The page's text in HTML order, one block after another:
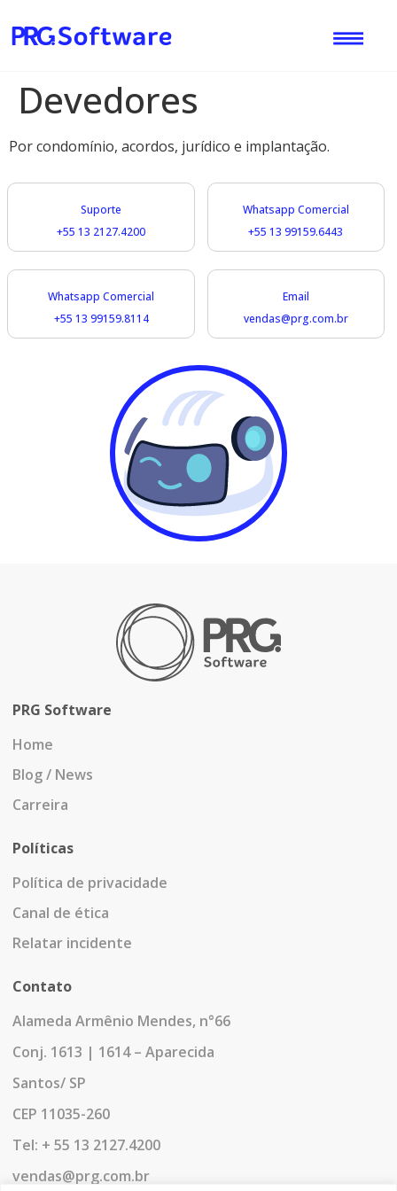
Devedores
Por condomínio, acordos, jurídico e implantação.
Suporte
+55 13 2127.4200
Whatsapp Comercial
+55 13 99159.6443​
Whatsapp Comercial
+55 13 99159.8114
Email
vendas@prg.com.br
PRG Software
Home
Blog / News
Carreira
Políticas
Política de privacidade
Canal de ética
Relatar incidente
Contato
Alameda Armênio Mendes, n°66
Conj. 1613 | 1614 – Aparecida
Santos/ SP
CEP 11035-260
Tel: + 55 13 2127.4200
vendas@prg.com.br